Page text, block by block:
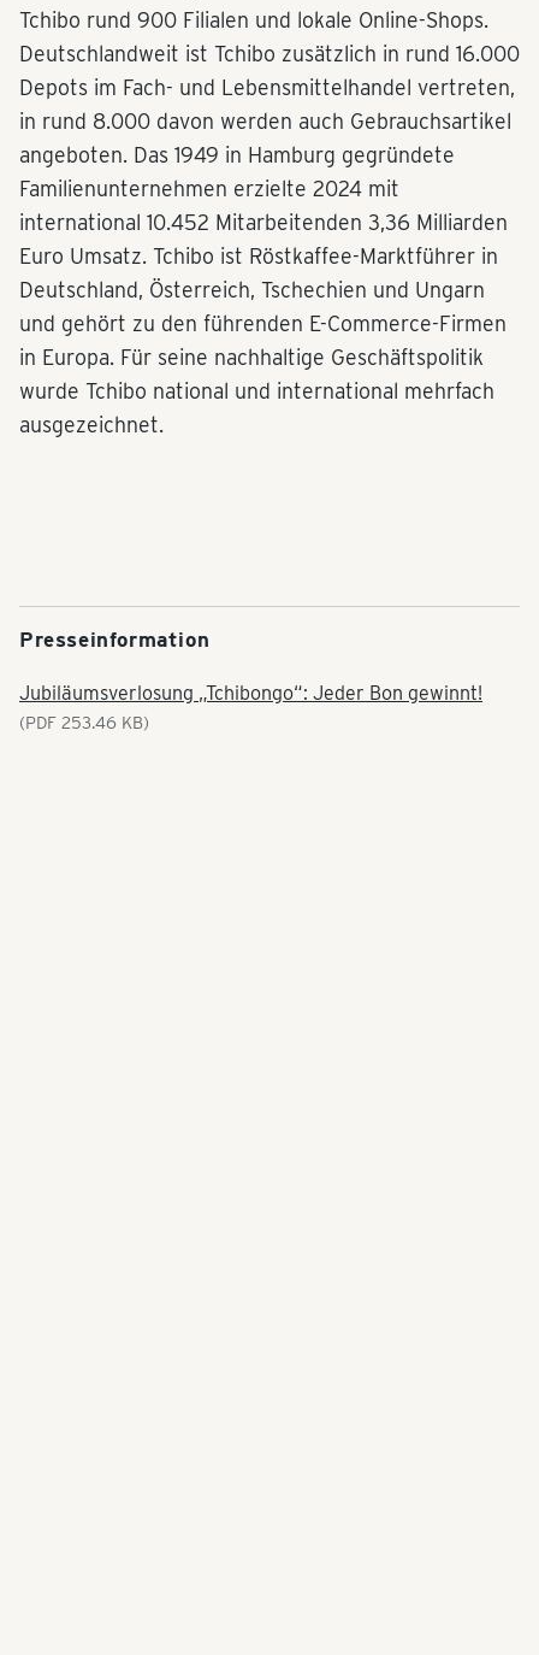
Tchibo rund 900 Filialen und lokale Online-Shops.
Deutschlandweit ist Tchibo zusätzlich in rund 16.000
Depots im Fach- und Lebensmittelhandel vertreten,
in rund 8.000 davon werden auch Gebrauchsartikel
angeboten. Das 1949 in Hamburg gegründete
Familienunternehmen erzielte 2024 mit
international 10.452 Mitarbeitenden 3,36 Milliarden
Euro Umsatz. Tchibo ist Röstkaffee-Marktführer in
Deutschland, Österreich, Tschechien und Ungarn
und gehört zu den führenden E-Commerce-Firmen
in Europa. Für seine nachhaltige Geschäftspolitik
wurde Tchibo national und international mehrfach
ausgezeichnet.
Presseinformation
Jubiläumsverlosung „Tchibongo“: Jeder Bon gewinnt!
(PDF 253.46 KB)